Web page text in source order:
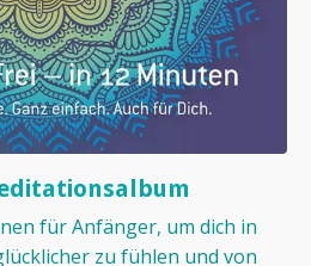
für Anfänger, um dich in
zu fühlen und von